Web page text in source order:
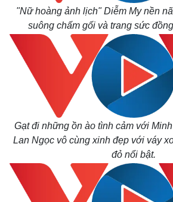
"Nữ hoàng ảnh lịch" Diễm My nền
suông chấm gối và trang sức
Gạt đi những ồn ào tình cảm với
Lan Ngọc vô cùng xinh đẹp với váy
đỏ nổi bật.